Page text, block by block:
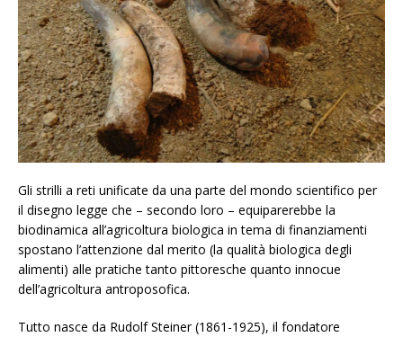
Gli strilli a reti unificate da una parte del mondo scientifico per
il disegno legge che – secondo loro – equiparerebbe la
biodinamica all’agricoltura biologica in tema di finanziamenti
spostano l’attenzione dal merito (la qualità biologica degli
alimenti) alle pratiche tanto pittoresche quanto innocue
dell’agricoltura antroposofica.
Tutto nasce da Rudolf Steiner (1861-1925), il fondatore